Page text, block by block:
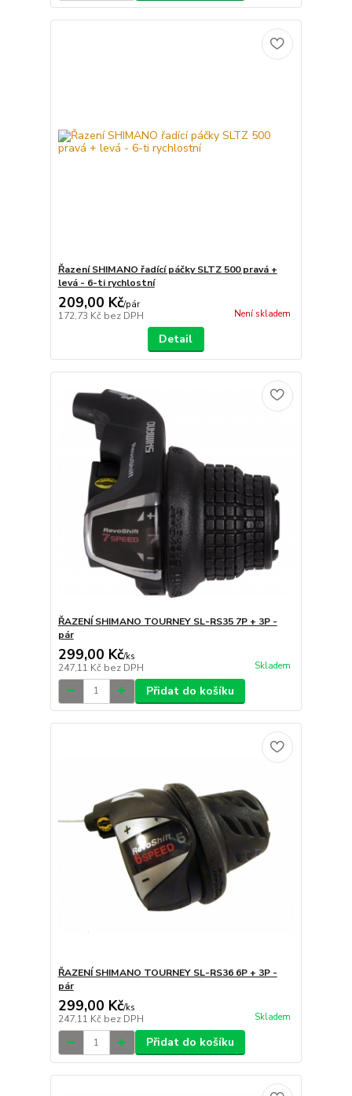
Řazení SHIMANO řadící páčky SLTZ 500 pravá +
levá - 6-ti rychlostní
209,00 Kč/pár
172,73 Kč bez DPH Není skladem
Detail
ŘAZENÍ SHIMANO TOURNEY SL-RS35 7P + 3P -
pár
299,00 Kč/ks
247,11 Kč bez DPH Skladem
Přidat do košíku
ŘAZENÍ SHIMANO TOURNEY SL-RS36 6P + 3P -
pár
299,00 Kč/ks
247,11 Kč bez DPH Skladem
Přidat do košíku